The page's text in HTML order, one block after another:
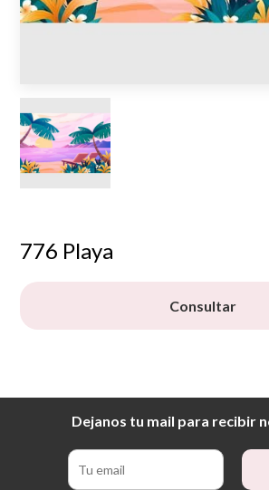
776 Playa
Consultar
Dejanos tu mail para recibir